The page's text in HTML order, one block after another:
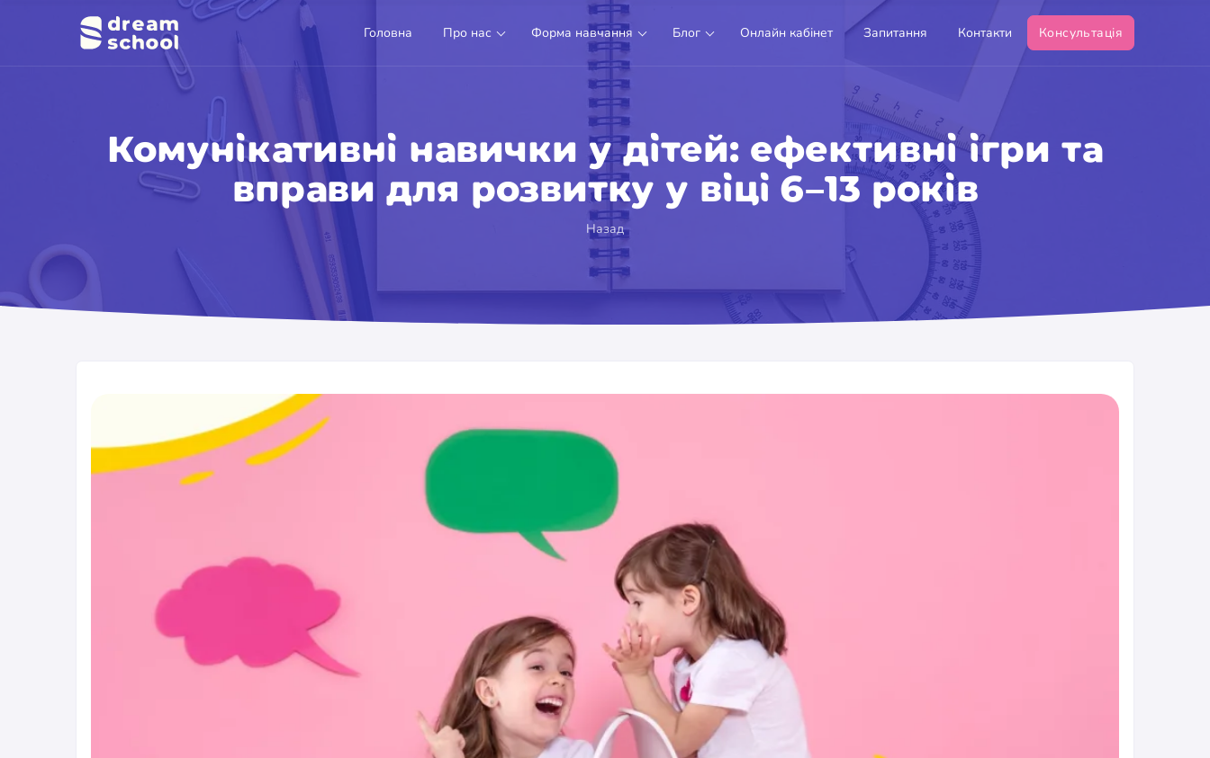
Головна Про нас Форма навчання Блог Онлайн кабінет Запитання Контакти Консультація
Комунікативні навички у дітей: ефективні ігри та
вправи для розвитку у віці 6–13 років